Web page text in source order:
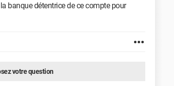
banque détentrice de ce compte pour
votre question